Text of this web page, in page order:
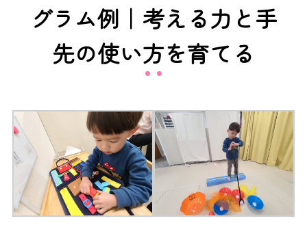
グラム例｜考える力と手
先の使い方を育てる